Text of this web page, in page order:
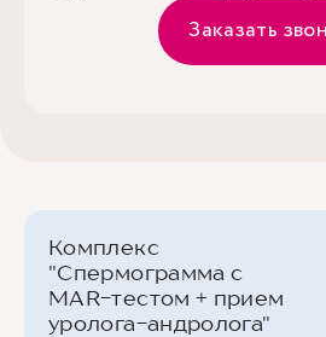
Заказать
Комплекс
"Спермограмма с
MAR-тестом + прием
уролога-андролога"